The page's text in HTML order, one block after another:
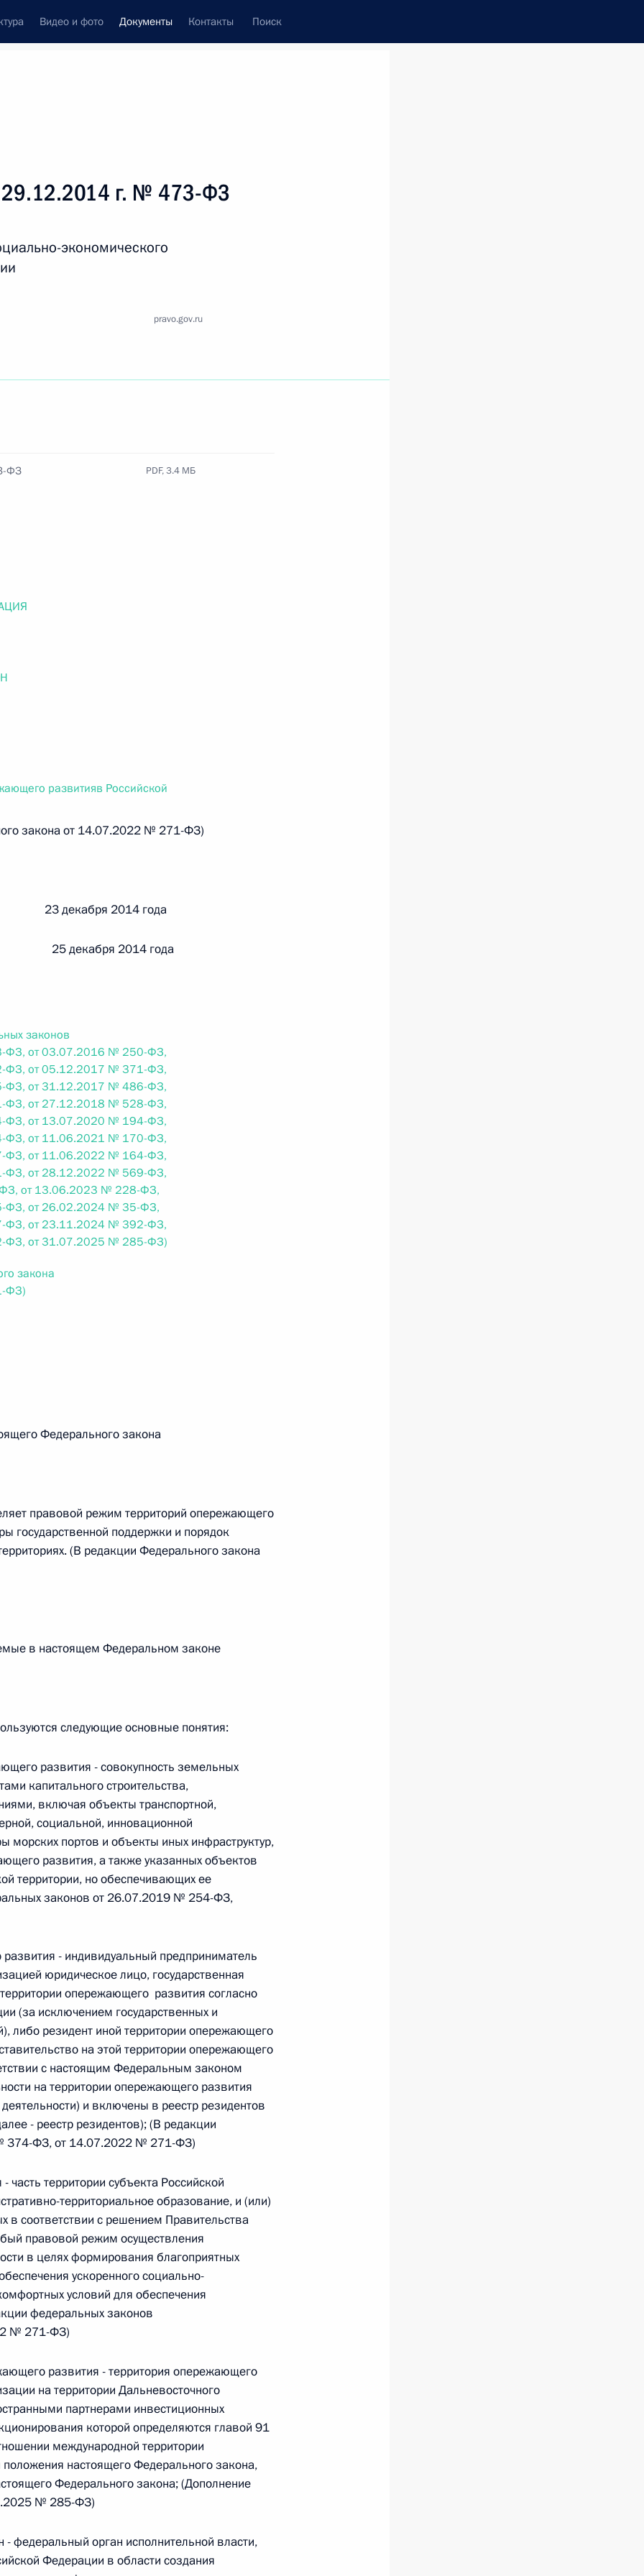
Видео и фото Документы Контакты Поиск
«О присяжных заседателях федеральных судов общей
закона «О государственной регистрации
первой и статью 227–1 части второй Налогового
г. № 246-ФЗ
Федерации
«О пробации в Российской Федерации»
№ 251-ФЗ
Федерации и статьи 31 и 151 Уголовно-
г. № 270-ФЗ
закона «Об автономных учреждениях»
г. № 244-ФЗ
Российской Федерации и Кабинетом
Федерации и Киргизской Республике
г. № 252-ФЗ
водного транспорта Российской Федерации и статью 1
измерений»
Федерации об административных правонарушениях
г. № 266-ФЗ
Федерации «О защите прав потребителей»
г. № 247-ФЗ
Российской Федерации об административных
Российской Федерации и Правительством
деятельности с драгоценными металлами,
29.12.2014 г. № 473-ФЗ
экономического
pravo.gov.ru
ФЗ PDF, 3.4 МБ
развитияв Российской
закона от 14.07.2022 № 271-ФЗ)
23 декабря 2014 года
25 декабря 2014 года
законов
ФЗ, от 03.07.2016 № 250-ФЗ,
ФЗ, от 05.12.2017 № 371-ФЗ,
ФЗ, от 31.12.2017 № 486-ФЗ,
ФЗ, от 27.12.2018 № 528-ФЗ,
ФЗ, от 13.07.2020 № 194-ФЗ,
ФЗ, от 11.06.2021 № 170-ФЗ,
ФЗ, от 11.06.2022 № 164-ФЗ,
ФЗ, от 28.12.2022 № 569-ФЗ,
от 13.06.2023 № 228-ФЗ,
ФЗ, от 26.02.2024 № 35-ФЗ,
ФЗ, от 23.11.2024 № 392-ФЗ,
ФЗ, от 31.07.2025 № 285-ФЗ)
закона
ФЗ)
Федерального закона
правовой режим территорий опережающего
государственной поддержки и порядок
(В редакции Федерального закона
в настоящем Федеральном законе
следующие основные понятия:
развития - совокупность земельных
капитального строительства,
включая объекты транспортной,
социальной, инновационной
морских портов и объекты иных инфраструктур,
развития, а также указанных объектов
территории, но обеспечивающих ее
законов от 26.07.2019 № 254-ФЗ,
- индивидуальный предприниматель
юридическое лицо, государственная
опережающего развития согласно
(за исключением государственных и
либо резидент иной территории опережающего
на этой территории опережающего
с настоящим Федеральным законом
на территории опережающего развития
и включены в реестр резидентов
- реестр резидентов); (В редакции
374-ФЗ, от 14.07.2022 № 271-ФЗ)
территории субъекта Российской
территориальное образование, и (или)
в соответствии с решением Правительства
правовой режим осуществления
в целях формирования благоприятных
ускоренного социально-
условий для обеспечения
федеральных законов
№ 271-ФЗ)
развития - территория опережающего
на территории Дальневосточного
партнерами инвестиционных
которой определяются главой 91
международной территории
настоящего Федерального закона,
Федерального закона; (Дополнение
№ 285-ФЗ)
федеральный орган исполнительной власти,
Федерации в области создания